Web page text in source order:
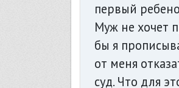
первый
Муж не хочет
бы я
от меня
суд. Что для